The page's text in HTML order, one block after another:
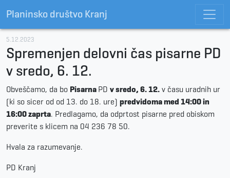
Planinsko društvo Kranj
5.12.2023
Spremenjen delovni čas pisarne PD
v sredo, 6. 12.
Obveščamo, da bo Pisarna PD v sredo, 6. 12. v času uradnih ur
(ki so sicer od od 13. do 18. ure) predvidoma med 14:00 in
16:00 zaprta. Predlagamo, da odprtost pisarne pred obiskom
preverite s klicem na 04 236 78 50.
Hvala za razumevanje.
PD Kranj